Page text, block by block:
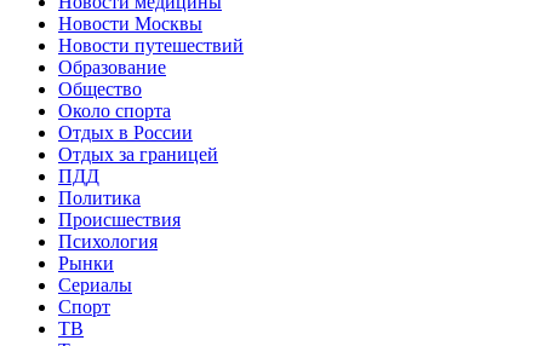
Новости Москвы
Новости путешествий
Образование
Общество
Около спорта
Отдых в России
Отдых за границей
ПДД
Политика
Происшествия
Психология
Рынки
Сериалы
Спорт
ТВ